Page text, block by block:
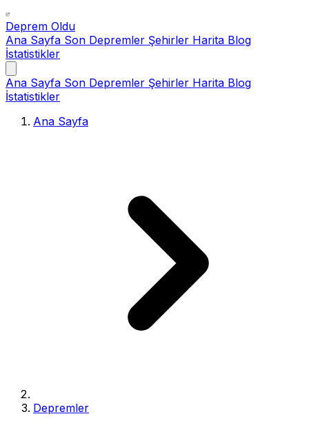
Deprem Oldu
Ana Sayfa Son Depremler Şehirler Harita Blog
İstatistikler
Ana Sayfa Son Depremler Şehirler Harita Blog
İstatistikler
Ana Sayfa
Depremler